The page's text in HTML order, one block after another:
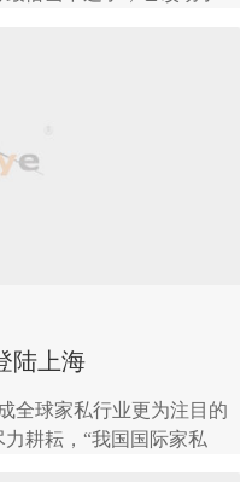
家就..
陆上海
全球家私行业更为注目的
耕耘，“我国国际家私
私业的大舞台。“亚洲家